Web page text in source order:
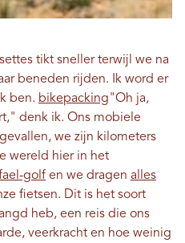
tikt sneller terwijl we na
beneden rijden. Ik word er
ben. bikepacking"Oh ja,
denk ik. Ons mobiele
we zijn kilometers
wereld hier in het
golf en we dragen alles
fietsen. Dit is het soort
heb, een reis die ons
veerkracht en hoe weinig